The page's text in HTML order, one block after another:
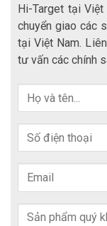
Hi-Target tại
chuyển giao các
tại Việt Nam.
tư vấn các chính